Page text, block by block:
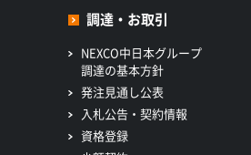
調達・お取引
NEXCO中日本グループ
調達の基本方針
発注見通し公表
入札公告・契約情報
資格登録